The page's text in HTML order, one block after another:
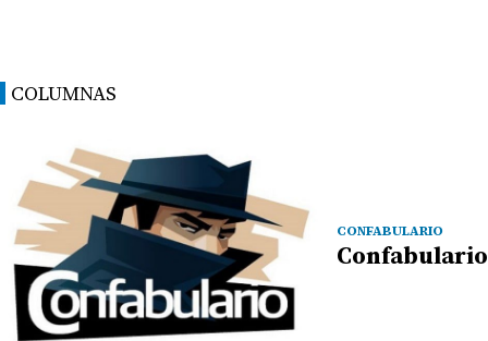
COLUMNAS
CONFABULARIO
Confabulario